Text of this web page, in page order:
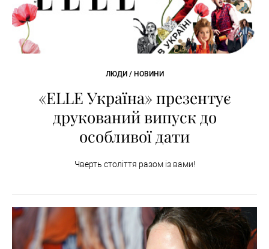
ЛЮДИ / НОВИНИ
«ELLE Україна» презентує
друкований випуск до
особливої дати
Чверть століття разом із вами!